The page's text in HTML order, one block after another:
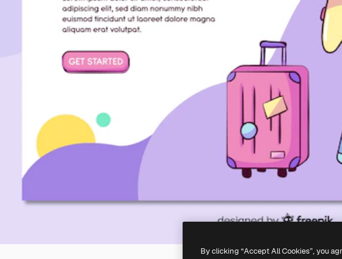
By clicking “Accept All Cookies”, you